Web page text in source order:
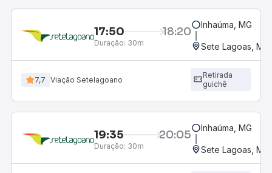
17:50 18:20
Duração: 30m
Inhaúma, MG
Sete Lagoas,
7,7 Viação Setelagoano
Retirada
guichê
19:35 20:05
Duração: 30m
Inhaúma, MG
Sete Lagoas,